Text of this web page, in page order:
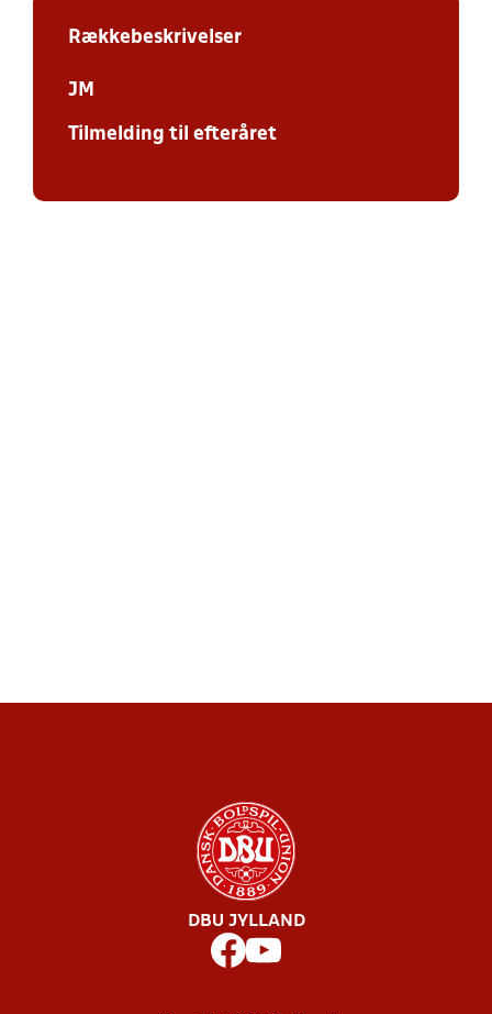
Rækkebeskrivelser
JM
Tilmelding til efteråret
DBU JYLLAND